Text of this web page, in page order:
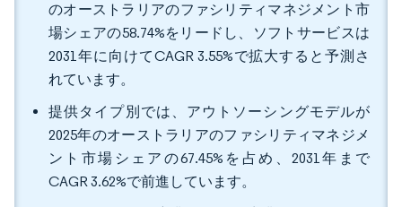
のオーストラリアのファシリティマネジメント市
場シェアの58.74%をリードし、ソフトサービスは
2031年に向けてCAGR 3.55%で拡大すると予測さ
れています。
提供タイプ別では、アウトソーシングモデルが
2025年のオーストラリアのファシリティマネジメ
ント市場シェアの67.45%を占め、2031年まで
CAGR 3.62%で前進しています。